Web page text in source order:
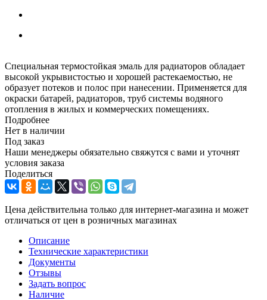
Специальная термостойкая эмаль для радиаторов обладает
высокой укрывистостью и хорошей растекаемостью, не
образует потеков и полос при нанесении. Применяется для
окраски батарей, радиаторов, труб системы водяного
отопления в жилых и коммерческих помещениях.
Подробнее
Нет в наличии
Под заказ
Наши менеджеры обязательно свяжутся с вами и уточнят
условия заказа
Поделиться
Цена действительна только для интернет-магазина и может
отличаться от цен в розничных магазинах
Описание
Технические характеристики
Документы
Отзывы
Задать вопрос
Наличие